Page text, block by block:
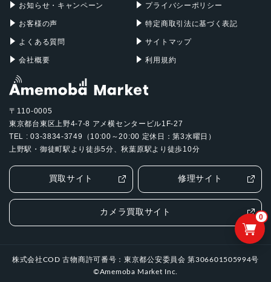
0
お知らせ・キャンペーン
お客様の声
よくある質問
会社概要
プライバシーポリシー
特定商取引法に基づく表記
サイトマップ
利用規約
〒110-0005
東京都台東区上野4-7-8 アメ横センタービル1F-27
TEL : 03-3834-3749（10:00～20:00 定休日：第3水曜日）
上野駅・御徒町駅より徒歩5分、秋葉原駅より徒歩10分
買取サイト 修理サイト
カメラ買取サイト
株式会社COD 古物商許可番号：東京都公安委員会 第306601505994号
©Amemoba Market Inc.